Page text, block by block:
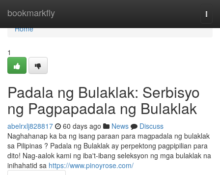
bookmarkfly
Home
Home
1
Padala ng Bulaklak: Serbisyo
ng Pagpapadala ng Bulaklak
abelrxlj828817 60 days ago News
Discuss
Naghahanap ka ba ng isang paraan para magpadala ng bulaklak
sa Pilipinas ? Padala ng Bulaklak ay perpektong pagpipilian para
dito! Nag-aalok kami ng iba't-ibang seleksyon ng mga bulaklak na
inihahatid sa https://www.pinoyrose.com/